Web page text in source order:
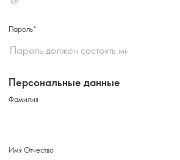
Пароль
Персональные данные
Фамилия
Имя Отчество